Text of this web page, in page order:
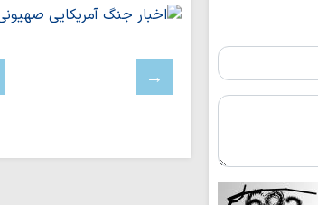
انتقال ارزش‌ها است
در برابر توطئه‌های دشمن است
پیام تولیت حرم حضرت فاطمه